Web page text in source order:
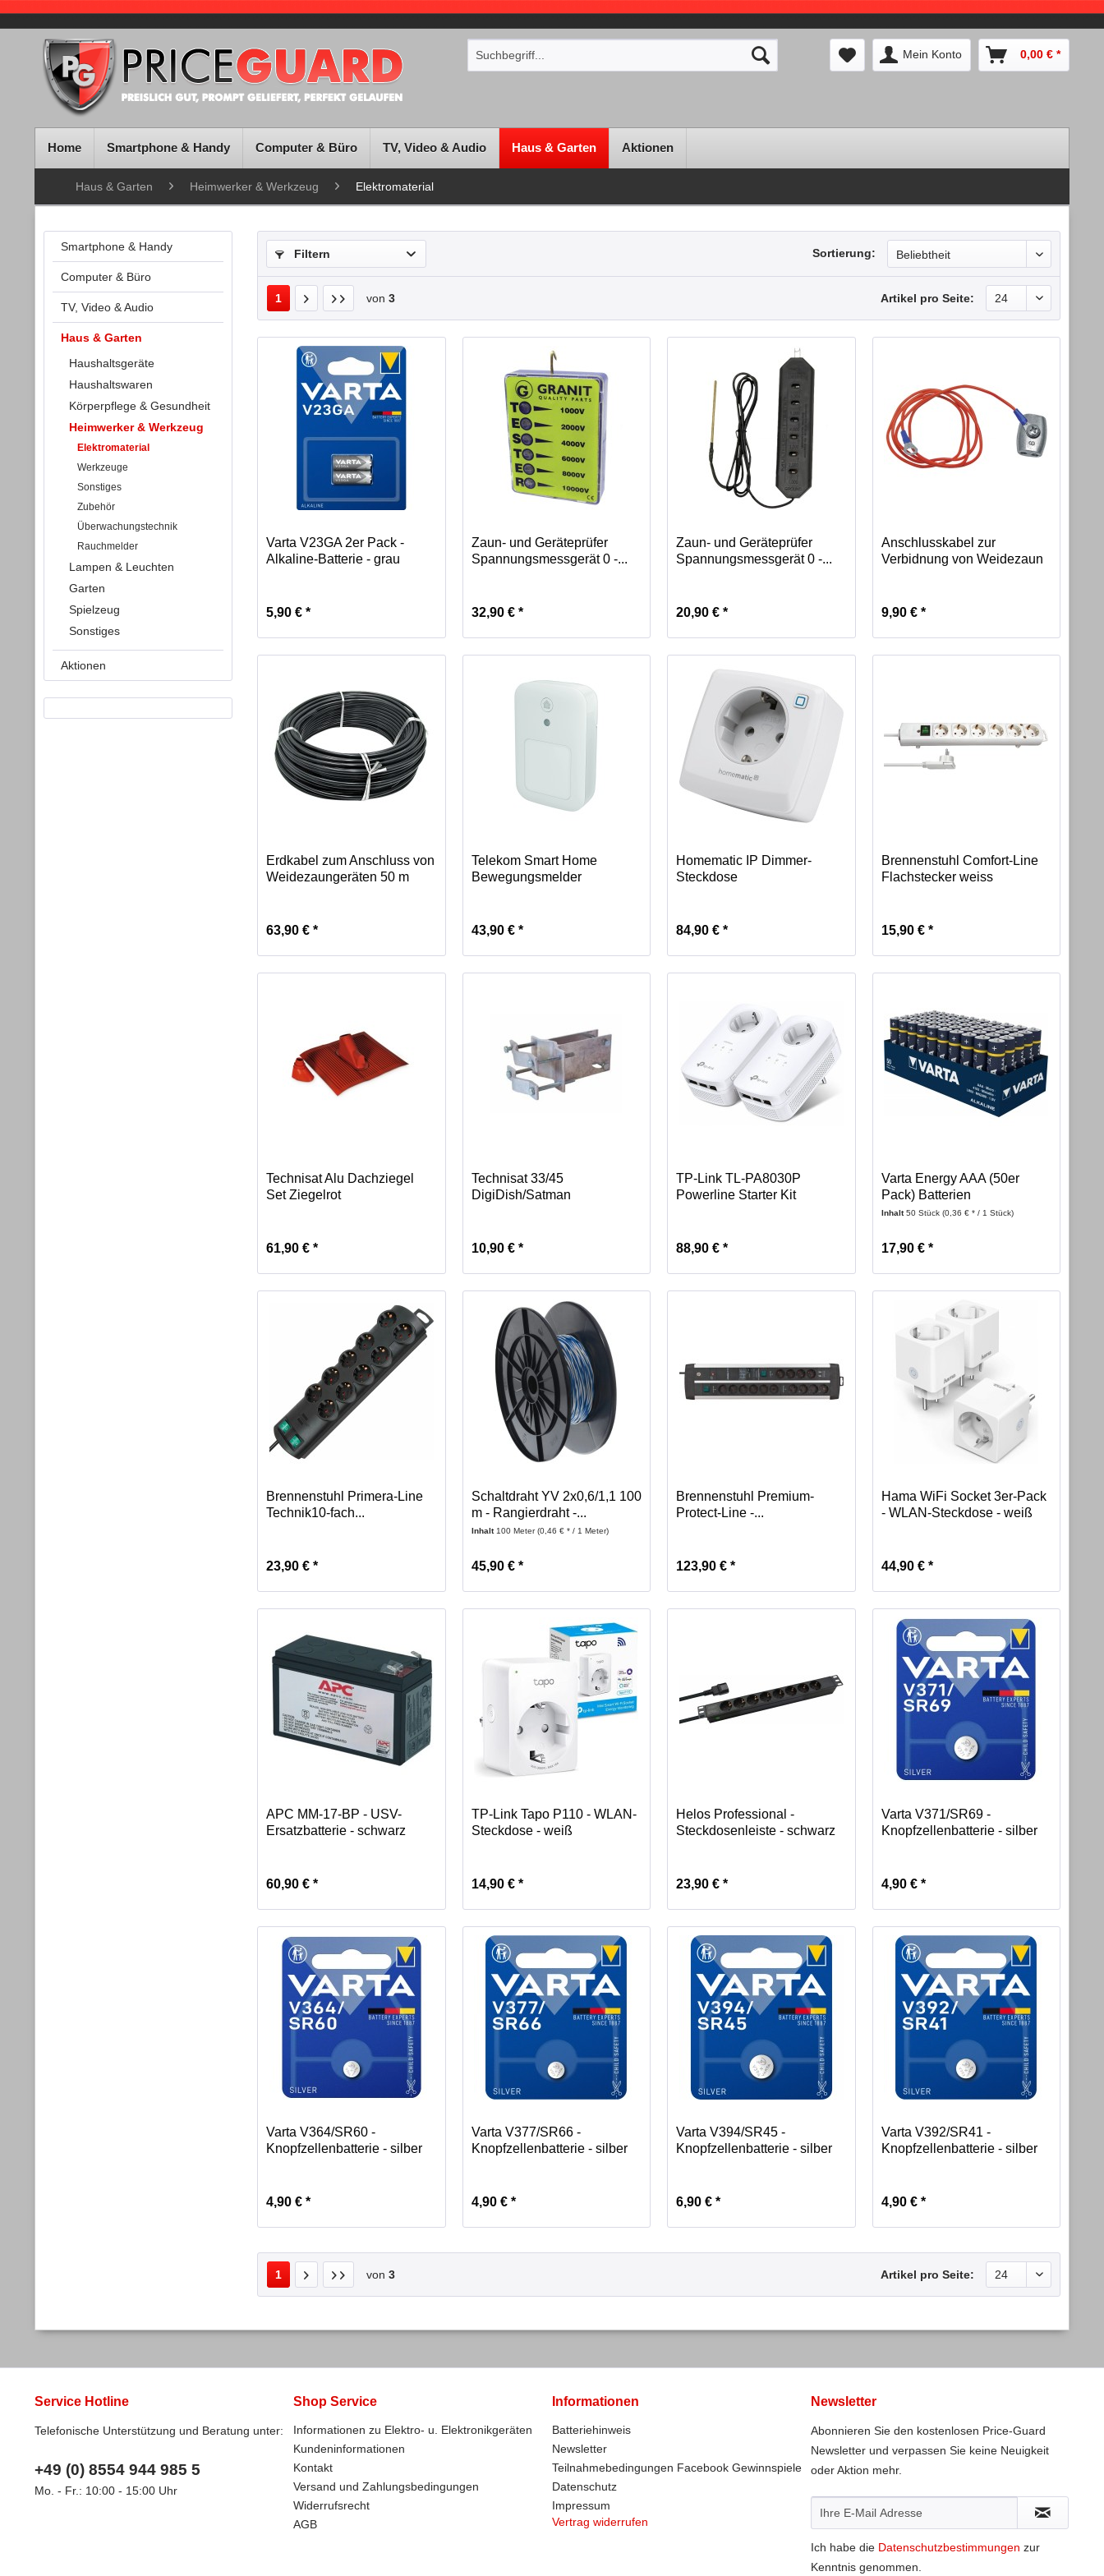
Mein Konto 0,00 € *
Home Smartphone & Handy Computer & Büro TV, Video & Audio Haus & Garten Aktionen
Haus & Garten Heimwerker & Werkzeug Elektromaterial
Smartphone & Handy
Computer & Büro
TV, Video & Audio
Haus & Garten
Haushaltsgeräte
Haushaltswaren
Körperpflege & Gesundheit
Heimwerker & Werkzeug
Elektromaterial
Werkzeuge
Sonstiges
Zubehör
Überwachungstechnik
Rauchmelder
Lampen & Leuchten
Garten
Spielzeug
Sonstiges
Aktionen
Filtern Sortierung:
1 von 3 Artikel pro Seite:
Varta V23GA 2er Pack -
Alkaline-Batterie - grau
5,90 € *
Zaun- und Geräteprüfer
Spannungsmessgerät 0 -...
32,90 € *
Zaun- und Geräteprüfer
Spannungsmessgerät 0 -...
20,90 € *
Anschlusskabel zur
Verbidnung von Weidezaun
9,90 € *
Erdkabel zum Anschluss von
Weidezaungeräten 50 m
63,90 € *
Telekom Smart Home
Bewegungsmelder
43,90 € *
Homematic IP Dimmer-
Steckdose
84,90 € *
Brennenstuhl Comfort-Line
Flachstecker weiss
15,90 € *
Technisat Alu Dachziegel
Set Ziegelrot
61,90 € *
Technisat 33/45
DigiDish/Satman
10,90 € *
TP-Link TL-PA8030P
Powerline Starter Kit
88,90 € *
Varta Energy AAA (50er
Pack) Batterien
Inhalt50 Stück (0,36 € * / 1 Stück)
17,90 € *
Brennenstuhl Primera-Line
Technik10-fach...
23,90 € *
Schaltdraht YV 2x0,6/1,1 100
m - Rangierdraht -...
Inhalt100 Meter(0,46 € * / 1 Meter)
45,90 € *
Brennenstuhl Premium-
Protect-Line -...
123,90 € *
Hama WiFi Socket 3er-Pack
- WLAN-Steckdose - weiß
44,90 € *
APC MM-17-BP - USV-
Ersatzbatterie - schwarz
60,90 € *
TP-Link Tapo P110 - WLAN-
Steckdose - weiß
14,90 € *
Helos Professional -
Steckdosenleiste - schwarz
23,90 € *
Varta V371/SR69 -
Knopfzellenbatterie - silber
4,90 € *
Varta V364/SR60 -
Knopfzellenbatterie - silber
4,90 € *
Varta V377/SR66 -
Knopfzellenbatterie - silber
4,90 € *
Varta V394/SR45 -
Knopfzellenbatterie - silber
6,90 € *
Varta V392/SR41 -
Knopfzellenbatterie - silber
4,90 € *
1 von 3 Artikel pro Seite:
Service Hotline
Telefonische Unterstützung und Beratung unter:
+49 (0) 8554 944 985 5
Mo. - Fr.: 10:00 - 15:00 Uhr
Shop Service
Informationen zu Elektro- u. Elektronikgeräten
Kundeninformationen
Kontakt
Versand und Zahlungsbedingungen
Widerrufsrecht
AGB
Informationen
Batteriehinweis
Newsletter
Teilnahmebedingungen Facebook Gewinnspiele
Datenschutz
Impressum
Vertrag widerrufen
Newsletter
Abonnieren Sie den kostenlosen Price-Guard
Newsletter und verpassen Sie keine Neuigkeit
oder Aktion mehr.
Ich habe die Datenschutzbestimmungen zur
Kenntnis genommen.